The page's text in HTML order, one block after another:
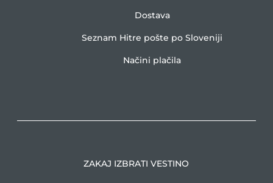
Dostava
Seznam Hitre pošte po Sloveniji
Načini plačila
ZAKAJ IZBRATI VESTINO